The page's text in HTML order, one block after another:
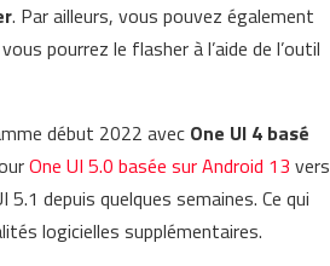
. Par ailleurs, vous pouvez également
pourrez le flasher à l’aide de l’outil
début 2022 avec One UI 4 basé
One UI 5.0 basée sur Android 13 vers
depuis quelques semaines. Ce qui
logicielles supplémentaires.